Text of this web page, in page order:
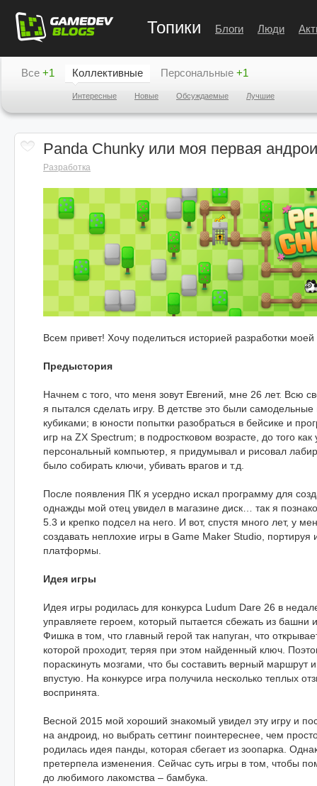
Топики Блоги Люди
Все +1 Коллективные
Интересные Новые Обсуждаемые Лучшие
Персональные +1
Panda Chunky или моя первая
Разработка
Всем привет! Хочу поделиться историей разработки
Предыстория
Начнем с того, что меня зовут Евгений, мне 26 лет. Всю
я пытался сделать игру. В детстве это были
кубиками; в юности попытки разобраться в бейсике и
игр на ZX Spectrum; в подростковом возрасте, до того
персональный компьютер, я придумывал и рисовал
было собирать ключи, убивать врагов и т.д.
После появления ПК я усердно искал программу для
однажды мой отец увидел в магазине диск… так я
5.3 и крепко подсел на него. И вот, спустя много лет, у
создавать неплохие игры в Game Maker Studio, портируя
платформы.
Идея игры
Идея игры родилась для конкурса Ludum Dare 26 в
управляете героем, который пытается сбежать из башни
Фишка в том, что главный герой так напуган, что
которой проходит, теряя при этом найденный ключ.
пораскинуть мозгами, что бы составить верный маршрут
впустую. На конкурсе игра получила несколько теплых
воспринята.
Весной 2015 мой хороший знакомый увидел эту игру и
на андроид, но выбрать сеттинг поинтереснее, чем
родилась идея панды, которая сбегает из зоопарка.
претерпела изменения. Сейчас суть игры в том, чтобы
до любимого лакомства – бамбука.